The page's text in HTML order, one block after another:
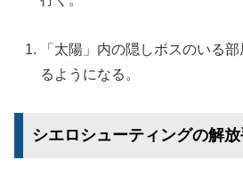
「太陽」内の隠しボスのいる
るようになる。
シエロシューティングの解